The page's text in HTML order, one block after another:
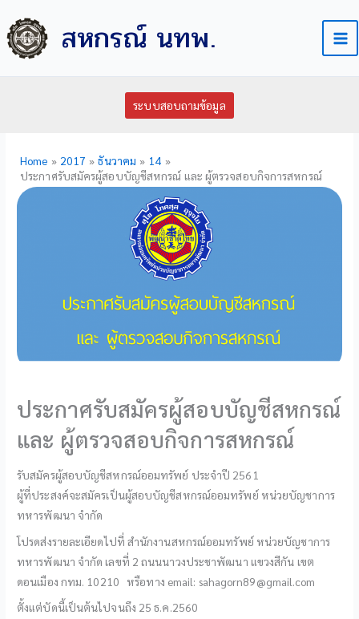
to
content
สหกรณ์ นทพ.
ระบบสอบถามข้อมูล
Home 2017 ธันวาคม
14
ประกาศรับสมัครผู้สอบบัญชีสหกรณ์ และ ผู้ตรวจสอบกิจการสหกรณ์
ประกาศรับสมัครผู้สอบบัญชีสหกรณ์
และ ผู้ตรวจสอบกิจการสหกรณ์
รับสมัครผู้สอบบัญชีสหกรณ์ออมทรัพย์ ประจำปี 2561
ผู้ที่ประสงค์จะสมัครเป็นผู้สอบบัญชีสหกรณ์ออมทรัพย์ หน่วยบัญชาการ
ทหารพัฒนา จำกัด
โปรดส่งรายละเอียดไปที่ สำนักงานสหกรณ์ออมทรัพย์ หน่วยบัญชาการ
ทหารพัฒนา จำกัด เลขที่ 2 ถนนนาวงประชาพัฒนา แขวงสีกัน เขต
ดอนเมือง กทม. 10210 หรือทาง email: sahagorn89@gmail.com
ตั้งแต่บัดนี้เป็นต้นไปจนถึง 25 ธ.ค.2560